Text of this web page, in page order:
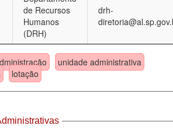
de Recursos
Humanos
(DRH)
drh-
unidade administrativa
lotação